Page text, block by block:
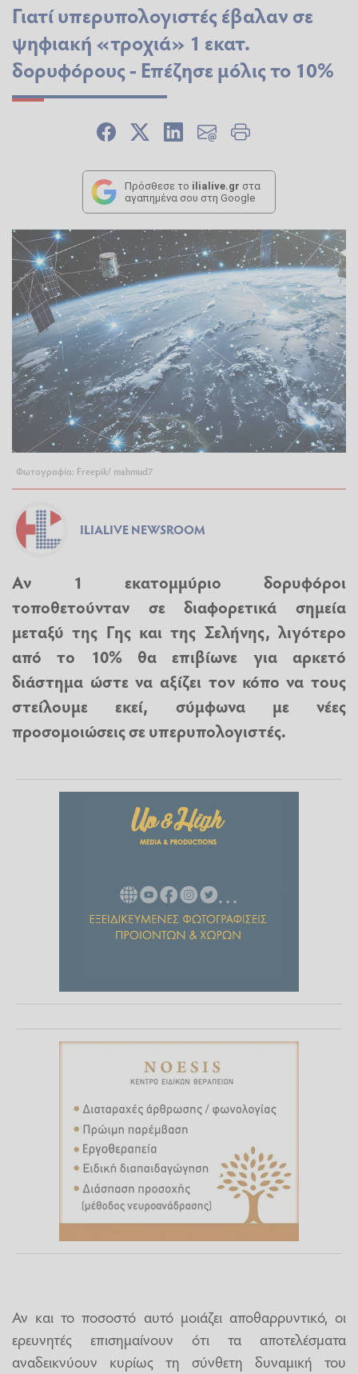
Γιατί υπερυπολογιστές έβαλαν σε
ψηφιακή «τροχιά» 1 εκατ.
δορυφόρους - Επέζησε μόλις το 10%
Πρόσθεσε το ilialive.gr στα
αγαπημένα σου στη Google
Φωτογραφία: Freepik/ mahmud7
ILIALIVE NEWSROOM
Αν 1 εκατομμύριο δορυφόροι
τοποθετούνταν σε διαφορετικά σημεία
μεταξύ της Γης και της Σελήνης, λιγότερο
από το 10% θα επιβίωνε για αρκετό
διάστημα ώστε να αξίζει τον κόπο να τους
στείλουμε εκεί, σύμφωνα με νέες
προσομοιώσεις σε υπερυπολογιστές.
Αν και το ποσοστό αυτό μοιάζει αποθαρρυντικό, οι
ερευνητές επισημαίνουν ότι τα αποτελέσματα
αναδεικνύουν κυρίως τη σύνθετη δυναμική του